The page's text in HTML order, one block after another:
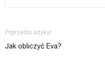
Poprzedni artykuł
Jak obliczyć Eva?